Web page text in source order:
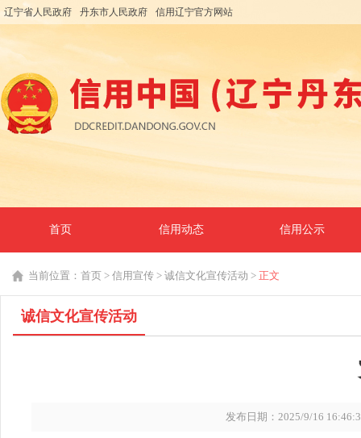
辽宁省人民政府 丹东市人民政府 信用辽宁官方网站
首页 信用动态 信用公示
当前位置： 首页 > 信用宣传 > 诚信文化宣传活动 > 正文
诚信文化宣传活动
发布日期：2025/9/16